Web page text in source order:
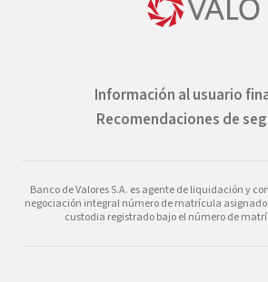
Información al usuario
Recomendaciones de
Banco de Valores S.A. es agente de liquidación y
negociación integral número de matrícula asignado
custodia registrado bajo el número de